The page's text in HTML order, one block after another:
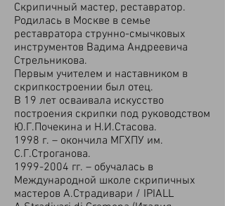
Скрипичный мастер, реставратор.
Родилась в Москве в семье
реставратора струнно-смычковых
инструментов Вадима Андреевича
Стрельникова.
Первым учителем и наставником в
скрипкостроении был отец.
В 19 лет осваивала искусство
построения скрипки под руководством
Ю.Г.Почекина и Н.И.Стасова.
1998 г. – окончила МГХПУ им.
С.Г.Строганова.
1999-2004 гг. – обучалась в
Международной школе скрипичных
мастеров А.Страдивари / IPIALL